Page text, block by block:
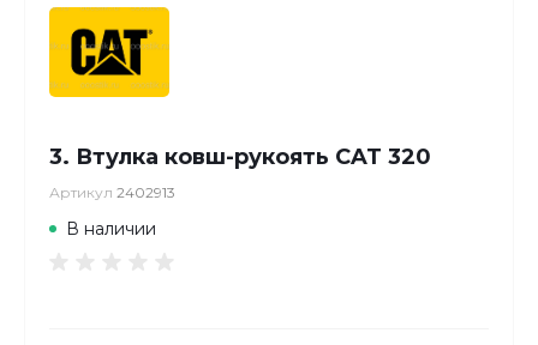
3. Втулка ковш-рукоять CAT 320
Артикул 2402913
В наличии